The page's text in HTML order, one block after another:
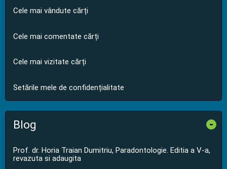
Cele mai vândute cărți
Cele mai comentate cărți
Cele mai vizitate cărți
Setările mele de confidențialitate
Blog -
Prof. dr. Horia Traian Dumitriu, Paradontologie. Editia a V-a,
revazuta si adaugita